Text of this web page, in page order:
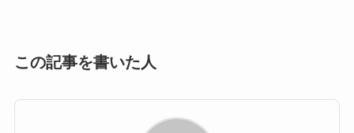
この記事を書いた人